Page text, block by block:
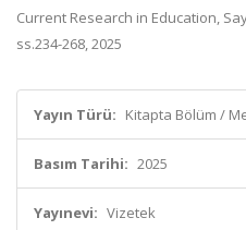
Current Research in Education,
ss.234-268, 2025
Yayın Türü: Kitapta Bölüm /
Basım Tarihi: 2025
Yayınevi: Vizetek